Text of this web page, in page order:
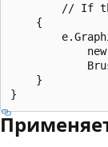
// If
    {
    }